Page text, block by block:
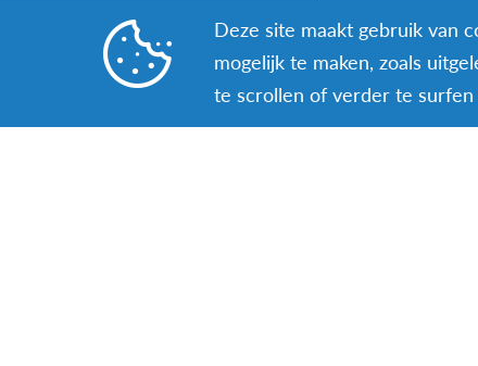
Deze site maakt gebruik van
mogelijk te maken, zoals
te scrollen of verder te